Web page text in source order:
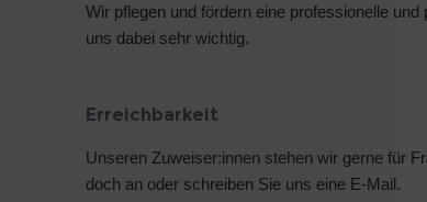
Wir pflegen und fördern eine professionelle
uns dabei sehr wichtig.
Erreichbarkeit
Unseren Zuweiser:innen stehen wir gerne für
doch an oder schreiben Sie uns eine E-Mail.